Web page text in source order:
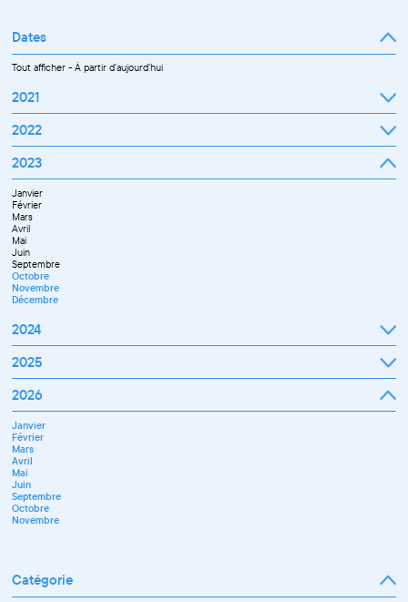
Dates
Tout afficher-À partir d'aujourd'hui
2021
Septembre
Octobre
Novembre
Décembre
2022
Janvier
Février
Mars
Avril
Mai
Juin
Juillet
Septembre
Octobre
Novembre
Décembre
2023
Janvier
Février
Mars
Avril
Mai
Juin
Septembre
Octobre
Novembre
Décembre
2024
Janvier
Février
Mars
Avril
Juillet
Septembre
Novembre
Décembre
2025
Janvier
Février
Mars
Avril
Mai
Juin
Juillet
Septembre
Octobre
Novembre
Décembre
2026
Janvier
Février
Mars
Avril
Mai
Juin
Septembre
Octobre
Novembre
Catégorie